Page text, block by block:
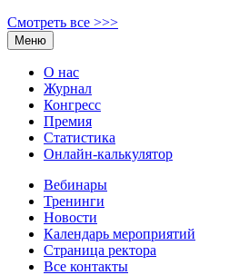
Смотреть все >>>
Меню
О нас
Журнал
Конгресс
Премия
Статистика
Онлайн-калькулятор
Вебинары
Тренинги
Новости
Календарь мероприятий
Страница ректора
Все контакты